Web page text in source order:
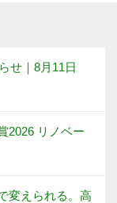
せ｜8月11日
2026 リノベー
変えられる。高